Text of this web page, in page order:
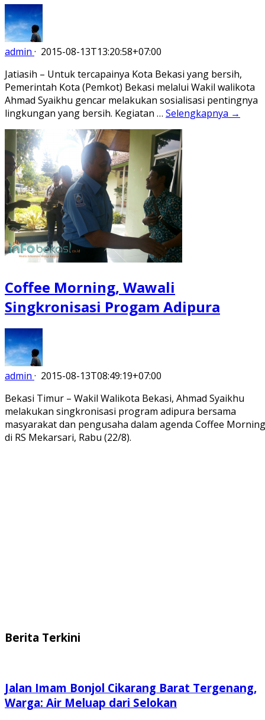
admin · 2015-08-13T13:20:58+07:00
Jatiasih – Untuk tercapainya Kota Bekasi yang bersih,
Pemerintah Kota (Pemkot) Bekasi melalui Wakil walikota
Ahmad Syaikhu gencar melakukan sosialisasi pentingnya
lingkungan yang bersih. Kegiatan … Selengkapnya →
Coffee Morning, Wawali
Singkronisasi Progam Adipura
admin · 2015-08-13T08:49:19+07:00
Bekasi Timur – Wakil Walikota Bekasi, Ahmad Syaikhu
melakukan singkronisasi program adipura bersama
masyarakat dan pengusaha dalam agenda Coffee Morning
di RS Mekarsari, Rabu (22/8).
Berita Terkini
Jalan Imam Bonjol Cikarang Barat Tergenang,
Warga: Air Meluap dari Selokan